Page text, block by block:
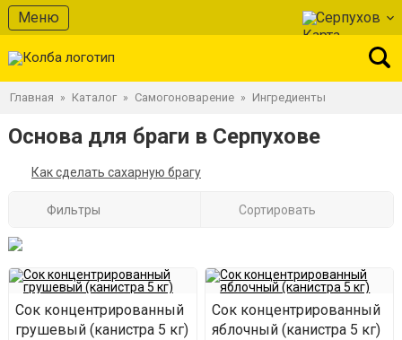
Меню Серпухов
Главная » Каталог » Самогоноварение » Ингредиенты
Основа для браги в Серпухове
Как сделать сахарную брагу
Фильтры Сортировать
Сок концентрированный
грушевый (канистра 5 кг)
Сок концентрированный
яблочный (канистра 5 кг)